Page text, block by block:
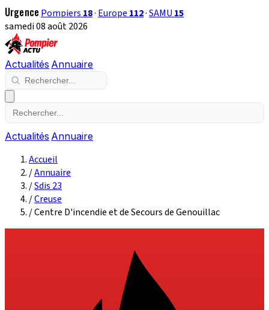
Urgence Pompiers 18· Europe 112·SAMU 15
samedi 08 août 2026
Actualités Annuaire
Actualités Annuaire
Accueil
/Annuaire
/Sdis 23
/Creuse
/Centre D'incendie et de Secours de Genouillac